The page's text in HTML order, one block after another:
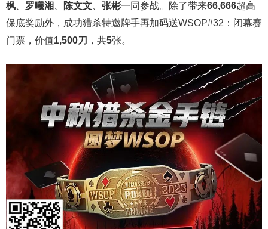
枫
罗曦湘 陈文文 张彬一同参战。除了带来66,666超高
保底奖励外，成功猎杀特邀牌手再加码送WSOP#32：闭幕赛
门票，价值1,500刀 ，共5张。